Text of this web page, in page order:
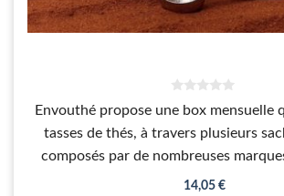
s
r
Envouthé propose une box mensuelle
tasses de thés, à travers plusieurs
composés par de nombreuses
14,05 €